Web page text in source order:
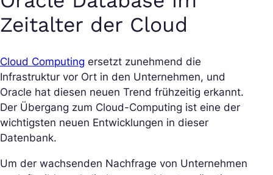
Zeitalter der Cloud
Cloud Computing ersetzt zunehmend die
Infrastruktur vor Ort in den Unternehmen, und
Oracle hat diesen neuen Trend frühzeitig erkannt.
Der Übergang zum Cloud-Computing ist eine der
wichtigsten neuen Entwicklungen in dieser
Datenbank.
Um der wachsenden Nachfrage von Unternehmen